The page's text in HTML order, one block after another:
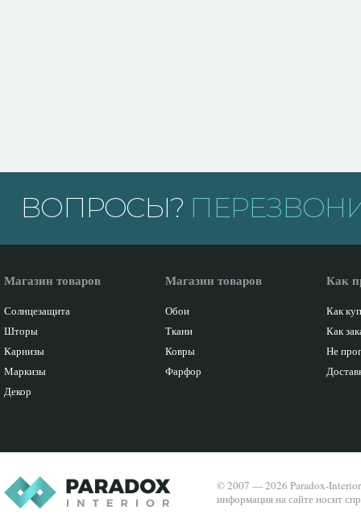
ВОПРОСЫ?
Магазин товаров
Солнцезащита
Шторы
Карнизы
Маркизы
Декор
Магазин товаров
Обои
Ткани
Ковры
Фарфор
Как
Как
Как
Не
© 2007 — 2026 Paradox-
информация на сайте носит